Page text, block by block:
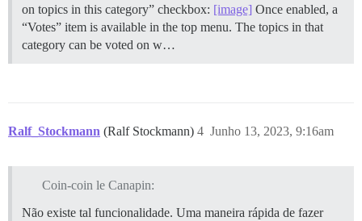
on topics in this category” checkbox: [image] Once enabled, a
“Votes” item is available in the top menu. The topics in that
category can be voted on w…
Ralf_Stockmann (Ralf Stockmann) Junho 13, 2023, 9:16am
4
Coin-coin le Canapin:
Não existe tal funcionalidade. Uma maneira rápida de fazer